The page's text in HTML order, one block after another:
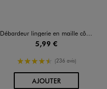
Débardeur lingerie en maille côtelée femme
5,99 €
4.5/5 de moyenne
(236 avis)
AJOUTERAU PANIER